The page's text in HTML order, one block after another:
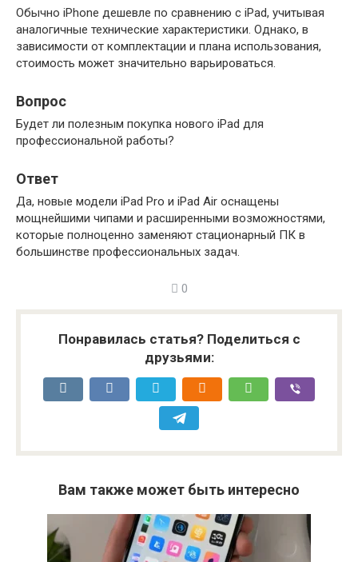
Обычно iPhone дешевле по сравнению с iPad, учитывая
аналогичные технические характеристики. Однако, в
зависимости от комплектации и плана использования,
стоимость может значительно варьироваться.
Вопрос
Будет ли полезным покупка нового iPad для
профессиональной работы?
Ответ
Да, новые модели iPad Pro и iPad Air оснащены
мощнейшими чипами и расширенными возможностями,
которые полноценно заменяют стационарный ПК в
большинстве профессиональных задач.
0
Понравилась статья? Поделиться с
друзьями:
Вам также может быть интересно